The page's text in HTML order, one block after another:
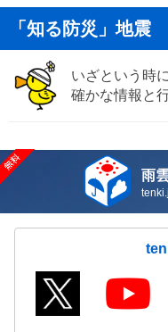
「知る防災」地震
いざという時
確かな情報と
雨